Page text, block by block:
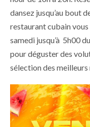
dansez jusqu’au bout
restaurant cubain
samedi jusqu’à 5h00
pour déguster des
sélection des meilleurs